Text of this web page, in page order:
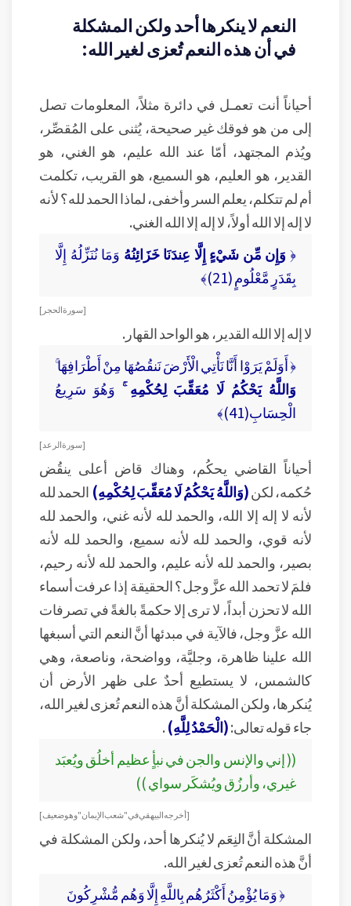
النعم لا ينكرها أحد ولكن المشكلة
في أن هذه النعم تُعزى لغير الله:
أحياناً أنت تعمـل في دائرة مثلاً، المعلومات تصل
إلى من هو فوقك غير صحيحة، يُثنى على المُقصِّر،
ويُذم المجتهد، أمّا عند الله عليم، هو الغني، هو
القدير، هو العليم، هو السميع، هو القريب، تكلمت
أم لم تتكلم، يعلم السر وأخفى، لماذا الحمد لله؟ لأنه
لا إله إلا الله أولاً، لا إله إلا الله الغني.
﴿وَإِن مِّن شَيْءٍ إِلَّا عِندَنَا خَزَائِنُهُ وَمَا نُنَزِّلُهُ إِلَّا
بِقَدَرٍ مَّعْلُومٍ (21)﴾
[ سورة الحجر ]
لا إله إلا الله القدير، هو الواحد القهار.
﴿ أَوَلَمْ يَرَوْا أَنَّا نَأْتِي الْأَرْضَ نَنقُصُهَا مِنْ أَطْرَافِهَا ۚ
وَاللَّهُ يَحْكُمُ لَا مُعَقِّبَ لِحُكْمِهِ ۚ وَهُوَ سَرِيعُ
الْحِسَابِ(41)﴾
[ سورة الرعد ]
أحياناً القاضي يحكُم، وهناك قاض أعلى ينقُض
حُكمه، لكن(وَاللَّهُ يَحْكُمُ لَا مُعَقِّبَ لِحُكْمِهِ) الحمد لله
لأنه لا إله إلا الله، والحمد لله لأنه غني، والحمد لله
لأنه قوي، والحمد لله لأنه سميع، والحمد لله لأنه
بصير، والحمد لله لأنه عليم، والحمد لله لأنه رحيم،
فلمَ لا تحمد الله عزَّ وجل؟ الحقيقة إذا عرفت أسماء
الله لا تحزن أبداً، لا ترى إلا حكمةً بالغةً في تصرفات
الله عزَّ وجل، فالآية في مبدئها أنَّ النعم التي أسبغها
الله علينا ظاهرة، وجليَّة، وواضحة، وناصعة، وهي
كالشمس، لا يستطيع أحدٌ على ظهر الأرض أن
يُنكرها، ولكن المشكلة أنَّ هذه النعم تُعزى لغير الله،
جاء قوله تعالى:(الْحَمْدُ لِلَّهِ).
(( إني والإنس والجن في نبأٍ عظيم أخلُق ويُعبَد
غيري، وأرزُق ويُشكَر سواي ))
[ أخرجه البيهقي في "شعب الإيمان" وهو ضعيف ]
المشكلة أنَّ النِعَم لا يُنكرها أحد، ولكن المشكلة في
أنَّ هذه النعم تُعزى لغير الله.
﴿ وَمَا يُؤْمِنُ أَكْثَرُهُم بِاللَّهِ إِلَّا وَهُم مُّشْرِكُونَ